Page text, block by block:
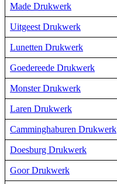
Made Drukwerk
Uitgeest Drukwerk
Lunetten Drukwerk
Goedereede Drukwerk
Monster Drukwerk
Laren Drukwerk
Camminghaburen Drukwerk
Doesburg Drukwerk
Goor Drukwerk